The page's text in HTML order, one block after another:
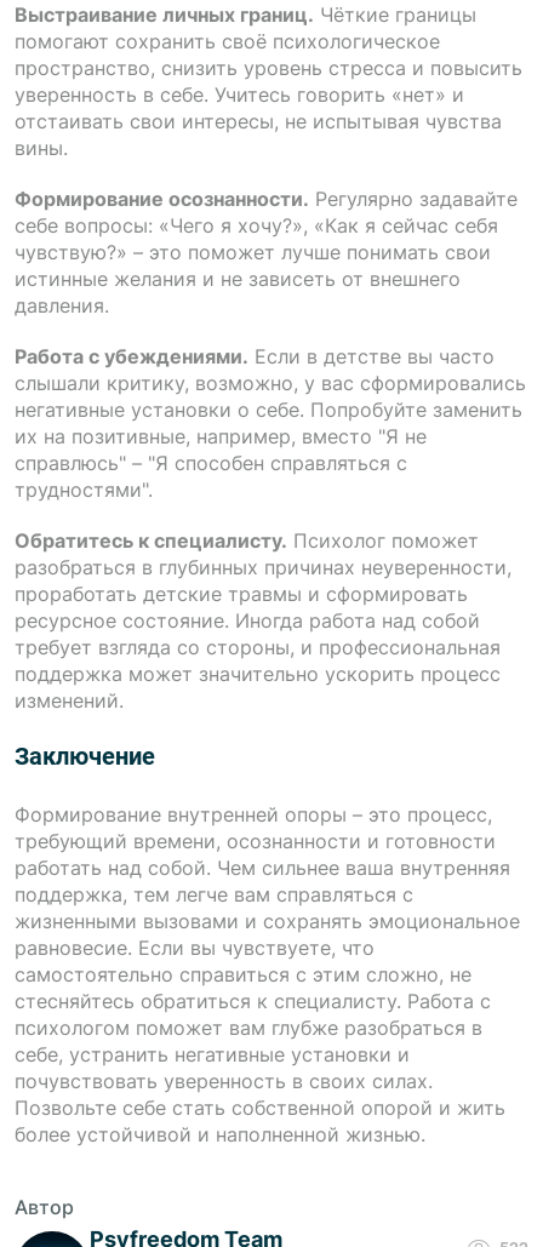
Выстраивание личных границ. Чёткие границы
помогают сохранить своё психологическое
пространство, снизить уровень стресса и повысить
уверенность в себе. Учитесь говорить «нет» и
отстаивать свои интересы, не испытывая чувства
вины.
Формирование осознанности. Регулярно задавайте
себе вопросы: «Чего я хочу?», «Как я сейчас себя
чувствую?» – это поможет лучше понимать свои
истинные желания и не зависеть от внешнего
давления.
Работа с убеждениями. Если в детстве вы часто
слышали критику, возможно, у вас сформировались
негативные установки о себе. Попробуйте заменить
их на позитивные, например, вместо "Я не
справлюсь" – "Я способен справляться с
трудностями".
Обратитесь к специалисту. Психолог поможет
разобраться в глубинных причинах неуверенности,
проработать детские травмы и сформировать
ресурсное состояние. Иногда работа над собой
требует взгляда со стороны, и профессиональная
поддержка может значительно ускорить процесс
изменений.
Заключение
Формирование внутренней опоры – это процесс,
требующий времени, осознанности и готовности
работать над собой. Чем сильнее ваша внутренняя
поддержка, тем легче вам справляться с
жизненными вызовами и сохранять эмоциональное
равновесие. Если вы чувствуете, что
самостоятельно справиться с этим сложно, не
стесняйтесь обратиться к специалисту. Работа с
психологом поможет вам глубже разобраться в
себе, устранить негативные установки и
почувствовать уверенность в своих силах.
Позвольте себе стать собственной опорой и жить
более устойчивой и наполненной жизнью.
Автор
Psyfreedom Team